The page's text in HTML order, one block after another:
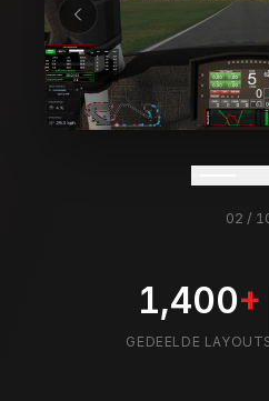
1,400+
GEDEELDE